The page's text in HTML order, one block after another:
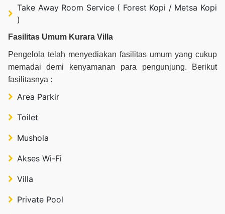
Take Away Room Service ( Forest Kopi / Metsa Kopi
)
Fasilitas Umum Kurara Villa
Pengelola telah menyediakan fasilitas umum yang cukup
memadai demi kenyamanan para pengunjung. Berikut
fasilitasnya :
Area Parkir
Toilet
Mushola
Akses Wi-Fi
Villa
Private Pool